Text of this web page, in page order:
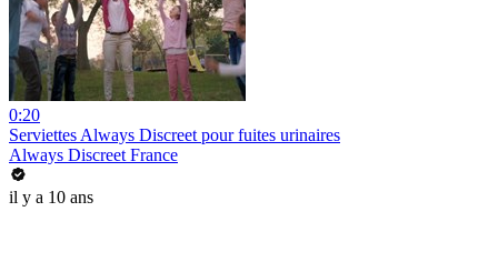
0:20
Serviettes Always Discreet pour fuites urinaires
Always Discreet France
il y a 10 ans